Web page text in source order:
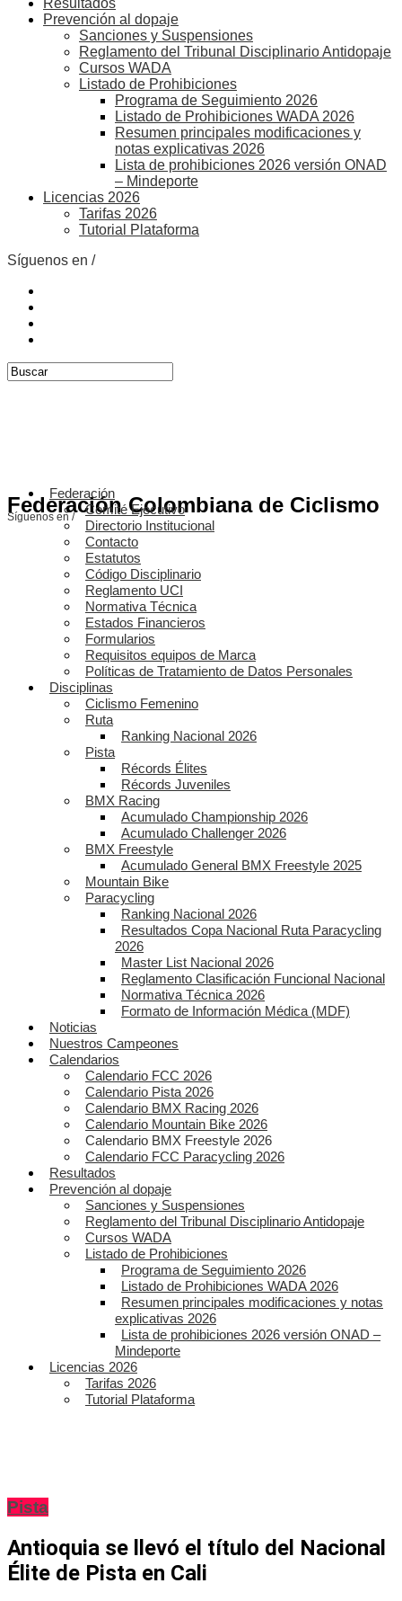
Resultados
Prevención al dopaje
Sanciones y Suspensiones
Reglamento del Tribunal Disciplinario Antidopaje
Cursos WADA
Listado de Prohibiciones
Programa de Seguimiento 2026
Listado de Prohibiciones WADA 2026
Resumen principales modificaciones y
notas explicativas 2026
Lista de prohibiciones 2026 versión ONAD
– Mindeporte
Licencias 2026
Tarifas 2026
Tutorial Plataforma
Síguenos en /
Federación Colombiana de Ciclismo
Síguenos en /
Federación
Comité Ejecutivo
Directorio Institucional
Contacto
Estatutos
Código Disciplinario
Reglamento UCI
Normativa Técnica
Estados Financieros
Formularios
Requisitos equipos de Marca
Políticas de Tratamiento de Datos Personales
Disciplinas
Ciclismo Femenino
Ruta
Ranking Nacional 2026
Pista
Récords Élites
Récords Juveniles
BMX Racing
Acumulado Championship 2026
Acumulado Challenger 2026
BMX Freestyle
Acumulado General BMX Freestyle 2025
Mountain Bike
Paracycling
Ranking Nacional 2026
Resultados Copa Nacional Ruta Paracycling
2026
Master List Nacional 2026
Reglamento Clasificación Funcional Nacional
Normativa Técnica 2026
Formato de Información Médica (MDF)
Noticias
Nuestros Campeones
Calendarios
Calendario FCC 2026
Calendario Pista 2026
Calendario BMX Racing 2026
Calendario Mountain Bike 2026
Calendario BMX Freestyle 2026
Calendario FCC Paracycling 2026
Resultados
Prevención al dopaje
Sanciones y Suspensiones
Reglamento del Tribunal Disciplinario Antidopaje
Cursos WADA
Listado de Prohibiciones
Programa de Seguimiento 2026
Listado de Prohibiciones WADA 2026
Resumen principales modificaciones y notas
explicativas 2026
Lista de prohibiciones 2026 versión ONAD –
Mindeporte
Licencias 2026
Tarifas 2026
Tutorial Plataforma
Pista
Antioquia se llevó el título del Nacional
Élite de Pista en Cali